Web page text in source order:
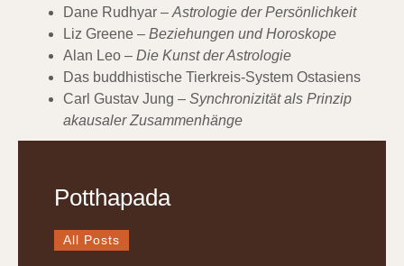
Dane Rudhyar – Astrologie der Persönlichkeit
Liz Greene – Beziehungen und Horoskope
Alan Leo – Die Kunst der Astrologie
Das buddhistische Tierkreis-System Ostasiens
Carl Gustav Jung – Synchronizität als Prinzip
akausaler Zusammenhänge
Potthapada
All Posts